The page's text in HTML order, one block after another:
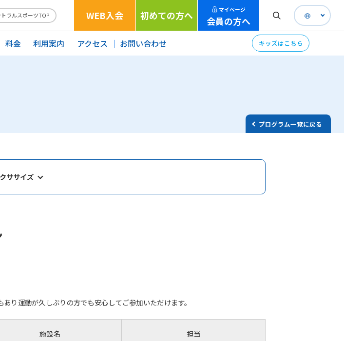
ラルスポーツTOP WEB入会 初めての方へ マイページ
会員の方へ
料金 利用案内 アクセス お問い合わせ キッズはこちら
プログラム一覧に戻る
ササイズ
り運動が久しぶりの方でも安心してご参加いただけます。
施設名 担当